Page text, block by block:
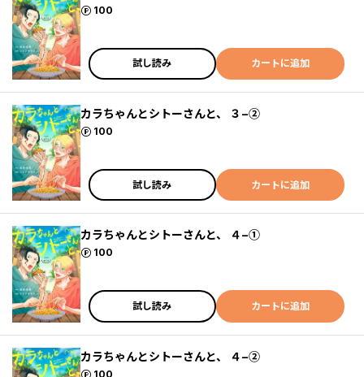
100
ポイント
試し読み カートに追加
カラちゃんとシトーさんと、 ３−②
100
ポイント
試し読み カートに追加
カラちゃんとシトーさんと、 ４−①
100
ポイント
試し読み カートに追加
カラちゃんとシトーさんと、 ４−②
100
ポイント